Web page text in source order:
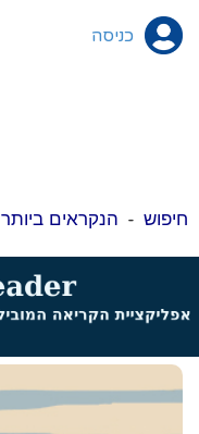
כניסה
חיפוש - הנקראים ביותר